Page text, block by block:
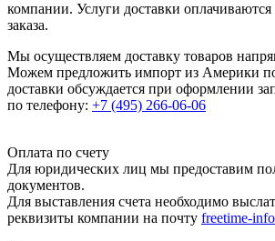
компании. Услуги доставки
заказа.
Мы осуществляем доставку товаров
Можем предложить импорт из Америки
доставки обсуждается при оформлении
по телефону: +7 (495) 266-06-06
Оплата по счету
Для юридических лиц мы предоставим
документов.
Для выставления счета необходимо
реквизиты компании на почту freetime-